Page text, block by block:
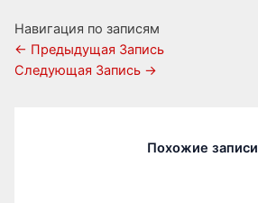
Навигация по записям
← Предыдущая Запись
Следующая Запись →
Похожие записи